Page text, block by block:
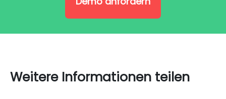
Weitere Informationen teilen